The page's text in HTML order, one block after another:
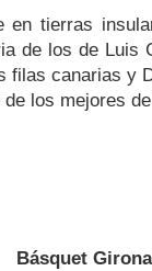
en tierras
de los de Luis
filas canarias y
los mejores